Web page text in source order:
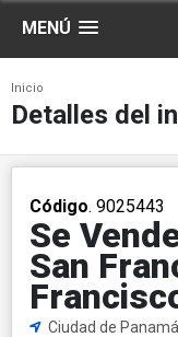
MENÚ
Inicio
Detalles del
Código. 9025443
Se
San
Ciudad de